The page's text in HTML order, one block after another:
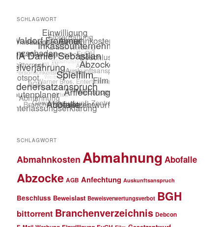
SCHLAGWORT
SCHLAGWORT
Abmahnkosten Abmahnung Abofalle
Abzocke AGB Anfechtung Auskunftsanspruch
Beschluss Beweislast Beweisverwertungsverbot BGH
bittorrent Branchenverzeichnis Debcon